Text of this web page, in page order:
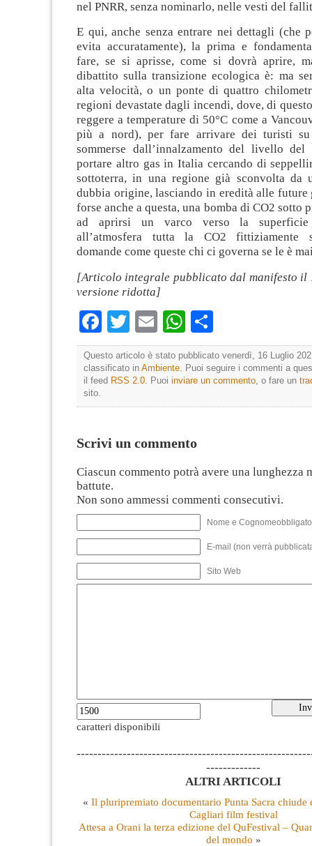
nel PNRR, senza nominarlo, nelle vesti del
E qui, anche senza entrare nei dettagli (che
evita accuratamente), la prima e
fare, se si aprisse, come si dovrà aprire,
dibattito sulla transizione ecologica è: ma
alta velocità, o un ponte di quattro
regioni devastate dagli incendi, dove, di
reggere a temperature di 50°C come a
più a nord), per fare arrivare dei turisti su
sommerse dall’innalzamento del livello del
portare altro gas in Italia cercando di
sottoterra, in una regione già sconvolta da
dubbia origine, lasciando in eredità alle future
forse anche a questa, una bomba di CO2 sotto
ad aprirsi un varco verso la
all’atmosfera tutta la CO2 fittiziamente
domande come queste chi ci governa se le è
[Articolo integrale pubblicato dal manifesto il
versione ridotta]
Facebook
TwitterEmailWhatsApp
Questo articolo è stato pubblicato venerdì, 16 Luglio
classificato in Ambiente . Puoi seguire i commenti a
il feed RSS 2.0 . Puoi inviare un commento , o fare un
sito.
Scrivi un commento
Ciascun commento potrà avere una lunghezza
battute.
Non sono ammessi commenti consecutivi.
Nome e
E-mail (non verrà
Sito Web
caratteri disponibili
-------------
ALTRI ARTICOLI
« Il pluripremiato documentario Punta Sacra chiude
Cagliari film festival
Attesa a Orani la terza edizione del QuFestival –
del mondo »